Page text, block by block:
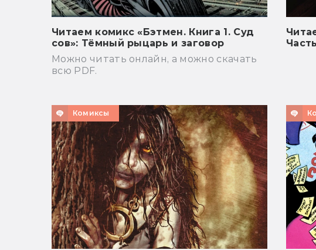
Читаем комикс «Бэтмен. Книга 1. Суд
сов»: Тёмный рыцарь и заговор
Можно читать онлайн, а можно скачать
всю PDF.
Комиксы